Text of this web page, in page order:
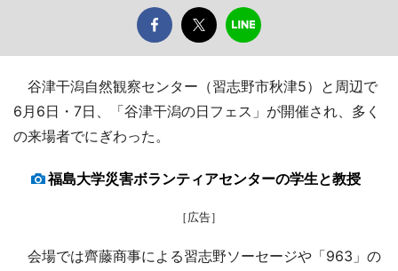
谷津干潟自然観察センター（習志野市秋津5）と周辺で
6月6日・7日、「谷津干潟の日フェス」が開催され、多く
の来場者でにぎわった。
福島大学災害ボランティアセンターの学生と教授
［広告］
会場では齊藤商事による習志野ソーセージや「963」の